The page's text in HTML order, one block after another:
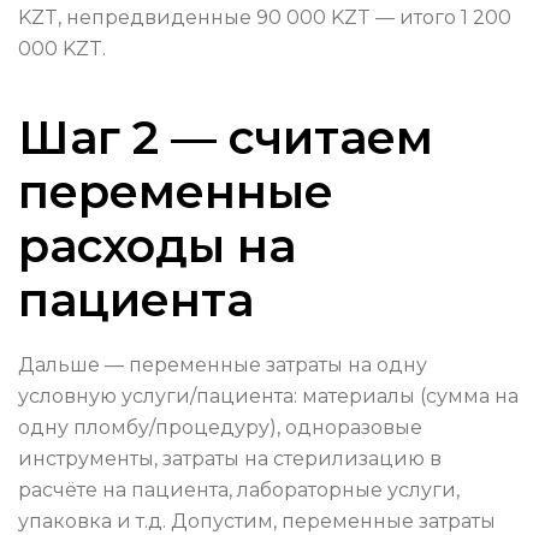
KZT, непредвиденные 90 000 KZT — итого 1 200
000 KZT.
Шаг 2 — считаем
переменные
расходы на
пациента
Дальше — переменные затраты на одну
условную услуги/пациента: материалы (сумма на
одну пломбу/процедуру), одноразовые
инструменты, затраты на стерилизацию в
расчёте на пациента, лабораторные услуги,
упаковка и т.д. Допустим, переменные затраты